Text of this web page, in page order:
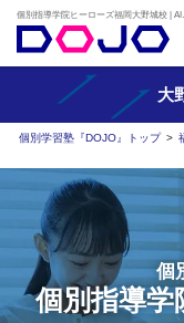
大
個別学習塾『DOJO』トップ >
個
個別指導学